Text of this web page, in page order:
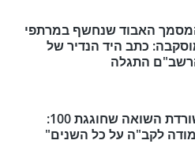
הסגולות והתהילים
והעדכונים החשובים, כולל
תלמידי החכמים של מוקד תהילים
לפספס